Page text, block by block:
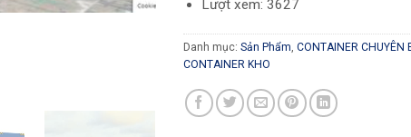
Lượt xem: 3627
Danh mục: Sản Phẩm, CONTAINER CHUYÊN
CONTAINER KHO